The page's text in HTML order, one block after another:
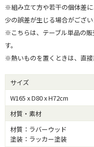
※組み立て方や若干の個体差
少の誤差が生じる場合がござい
※こちらは、テーブル単品の
す。
※熱いものを置くときは、直接
サイズ
W165 x D80 x H72cm
材質・素材
材質：ラバーウッド
塗装：ラッカー塗装